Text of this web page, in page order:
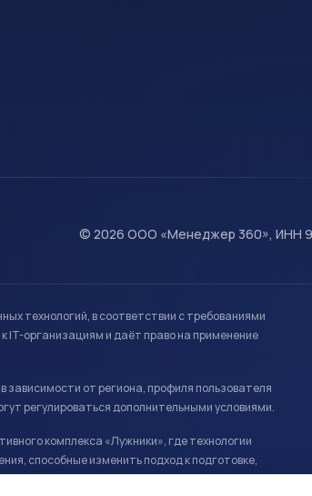
© 2026 ООО «Менеджер 360», ИНН
технологий, в соответствии с требованиями
IT-организациям и даёт право на применение
от региона, профиля пользователя
регулироваться дополнительными условиями.
комплекса «Лужники», где технологии
способные изменить подход к подготовке,